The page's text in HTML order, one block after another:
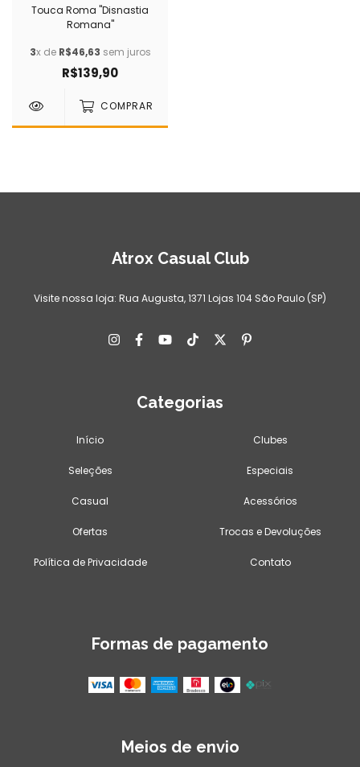
Touca Roma "Disnastia
Romana"
3x de R$46,63 sem juros
R$139,90
COMPRAR
Atrox Casual Club
Visite nossa loja: Rua Augusta, 1371 Lojas 104 São Paulo (SP)
Categorias
Início Clubes
Seleções Especiais
Casual Acessórios
Ofertas Trocas e Devoluções
Política de Privacidade Contato
Formas de pagamento
Meios de envio